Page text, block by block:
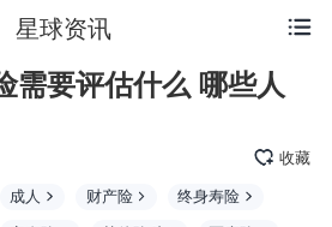
星球资讯
需要评估什么 哪些人
收藏
成人 财产险 终身寿险